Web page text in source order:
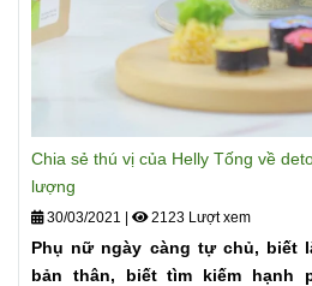
Chia sẻ thú vị của Helly Tống về
lượng
30/03/2021 2123 Lượt xem
Phụ nữ ngày càng tự chủ, biết
bản thân, biết tìm kiếm hạnh